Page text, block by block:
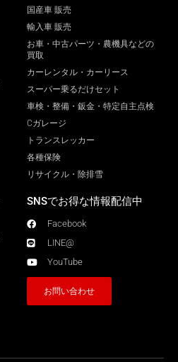
国産車 販売
輸入車 販売
お車・中古パーツ・農機具などの
買取
カーレンタル・カーリース
スーパー乗るだけセット
車検・整備・鈑金・特定自主点検
Cガレージ
トランスレッカー
各種保険
リサイクル・除排雪
SNSでお得な情報配信中
Facebook
LINE@
YouTube
お問い合わせ